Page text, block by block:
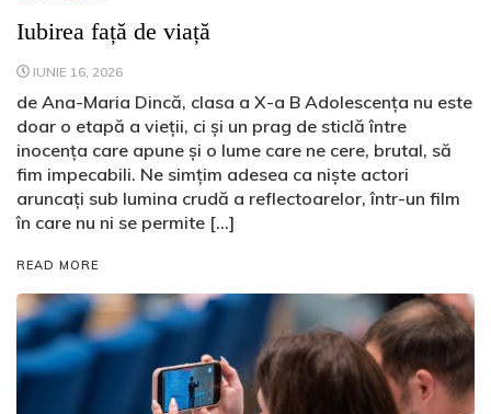
Iubirea față de viață
IUNIE 16, 2026
de Ana-Maria Dincă, clasa a X-a B Adolescența nu este
doar o etapă a vieții, ci și un prag de sticlă între
inocența care apune și o lume care ne cere, brutal, să
fim impecabili. Ne simțim adesea ca niște actori
aruncați sub lumina crudă a reflectoarelor, într-un film
în care nu ni se permite […]
READ MORE